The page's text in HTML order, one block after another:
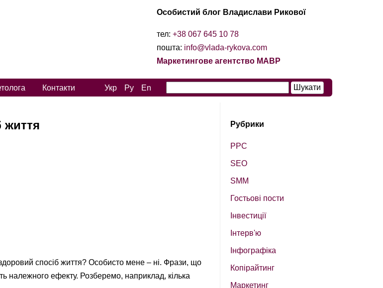
Особистий блог Владислави Рикової
тел: +38 067 645 10 78
пошта: info@vlada-rykova.com
Маркетингове агентство МАВР
Контакти Укр Ру En
життя
спосіб життя? Особисто мене – ні. Фрази, що
належного ефекту. Розберемо, наприклад, кілька
Рубрики
PPC
SEO
SМM
Гостьові пости
Інвестиції
Інтерв'ю
Інфографіка
Копірайтинг
Маркетинг